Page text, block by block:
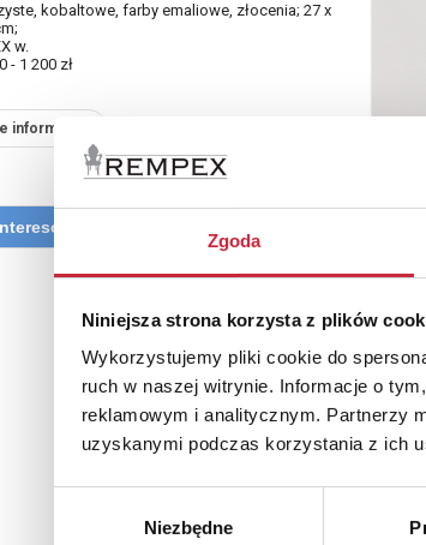
Zgoda
Niniejsza strona korzysta z plików
Wykorzystujemy pliki cookie do
ruch w naszej witrynie. Informacje o
reklamowym i analitycznym. Partnerzy
uzyskanymi podczas korzystania z ich
Niezbędne
kobaltowe, farby emaliowe, złocenia; 27 x
w.
- 1 200 zł
informacje